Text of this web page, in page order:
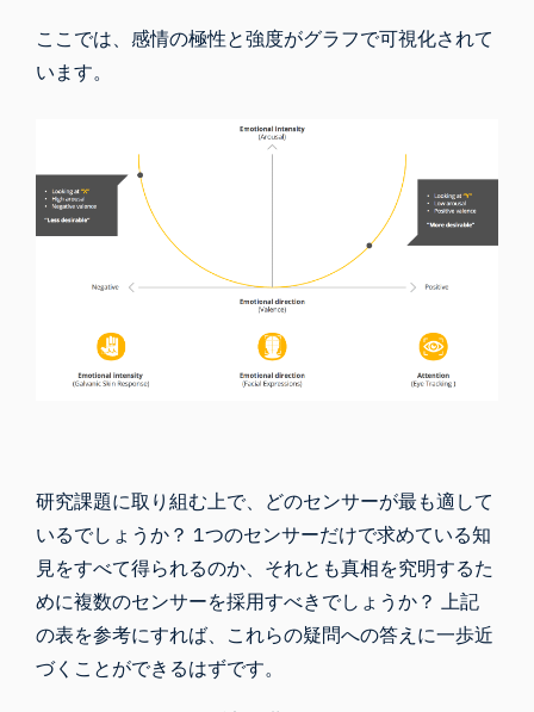
ここでは、感情の極性と強度がグラフで可視化されて
います。
研究課題に取り組む上で、どのセンサーが最も適して
いるでしょうか？ 1つのセンサーだけで求めている知
見をすべて得られるのか、それとも真相を究明するた
めに複数のセンサーを採用すべきでしょうか？ 上記
の表を参考にすれば、これらの疑問への答えに一歩近
づくことができるはずです。